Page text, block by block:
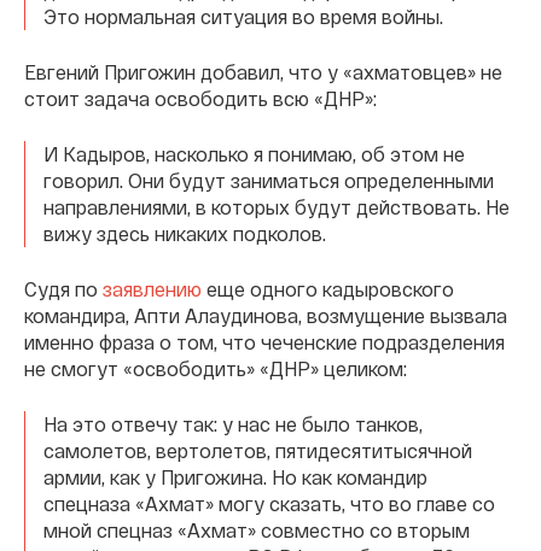
Это нормальная ситуация во время войны.
Евгений Пригожин добавил, что у «ахматовцев» не
стоит задача освободить всю «ДНР»:
И Кадыров, насколько я понимаю, об этом не
говорил. Они будут заниматься определенными
направлениями, в которых будут действовать. Не
вижу здесь никаких подколов.
Судя по заявлению еще одного кадыровского
командира, Апти Алаудинова, возмущение вызвала
именно фраза о том, что чеченские подразделения
не смогут «освободить» «ДНР» целиком:
На это отвечу так: у нас не было танков,
самолетов, вертолетов, пятидесятитысячной
армии, как у Пригожина. Но как командир
спецназа «Ахмат» могу сказать, что во главе со
мной спецназ «Ахмат» совместно со вторым